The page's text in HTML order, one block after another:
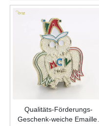
Abzeichen
Qualitäts-Förderungs-
Geschenk-weiche Emaille-